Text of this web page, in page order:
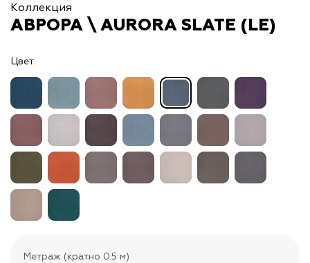
Коллекция
АВРОРА \ AURORA SLATE (LE)
Цвет:
Метраж (кратно 0.5 м)